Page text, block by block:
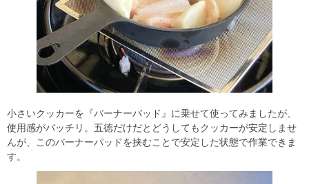
小さいクッカーを『バーナーパッド』に乗せて使ってみましたが、
使用感がバッチリ。五徳だけだとどうしてもクッカーが安定しませ
んが、このバーナーパッドを挟むことで安定した状態で作業できま
す。